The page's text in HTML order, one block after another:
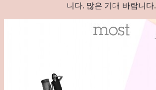
니다. 많은 기대 바랍니다.